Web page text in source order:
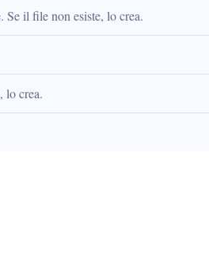
Se il file non esiste, lo crea.
lo crea.